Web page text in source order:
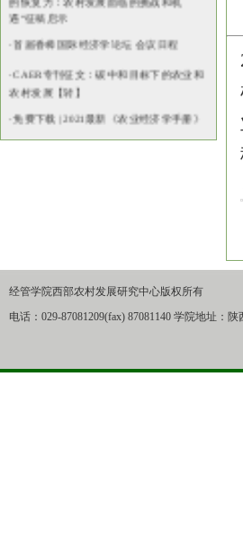
遇“征稿启示
农村发展【转】
第5卷
经管学院西部农村发展研究中心版权所有
电话：029-87081209(fax) 87081140 学院地址：